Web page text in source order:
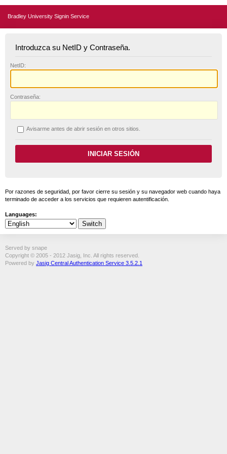
Bradley University Signin Service
Introduzca su NetID y Contraseña.
NetID:
Contraseña:
Avisarme antes de abrir sesión en otros sitios.
Por razones de seguridad, por favor cierre su sesión y su navegador web cuando haya
terminado de acceder a los servicios que requieren autentificación.
Languages:
Served by snape
Copyright © 2005 - 2012 Jasig, Inc. All rights reserved.
Powered by Jasig Central Authentication Service 3.5.2.1